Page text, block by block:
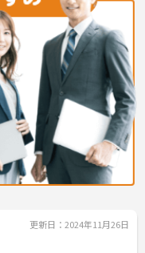
更新日：2024年11月26日